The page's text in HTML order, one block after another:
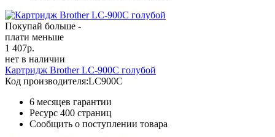
Покупай больше -
плати меньше
1 407р.
нет в наличии
Картридж Brother LC-900C голубой
Код производителя:LC900C
6 месяцев гарантии
Ресурс 400 страниц
Сообщить о поступлении товара